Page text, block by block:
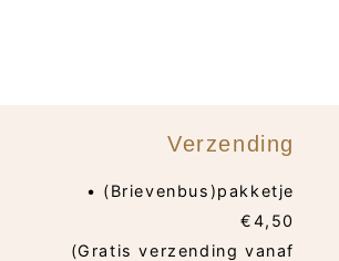
Verzending
• (Brievenbus)pakketje
€4,50
(Gratis verzending vanaf